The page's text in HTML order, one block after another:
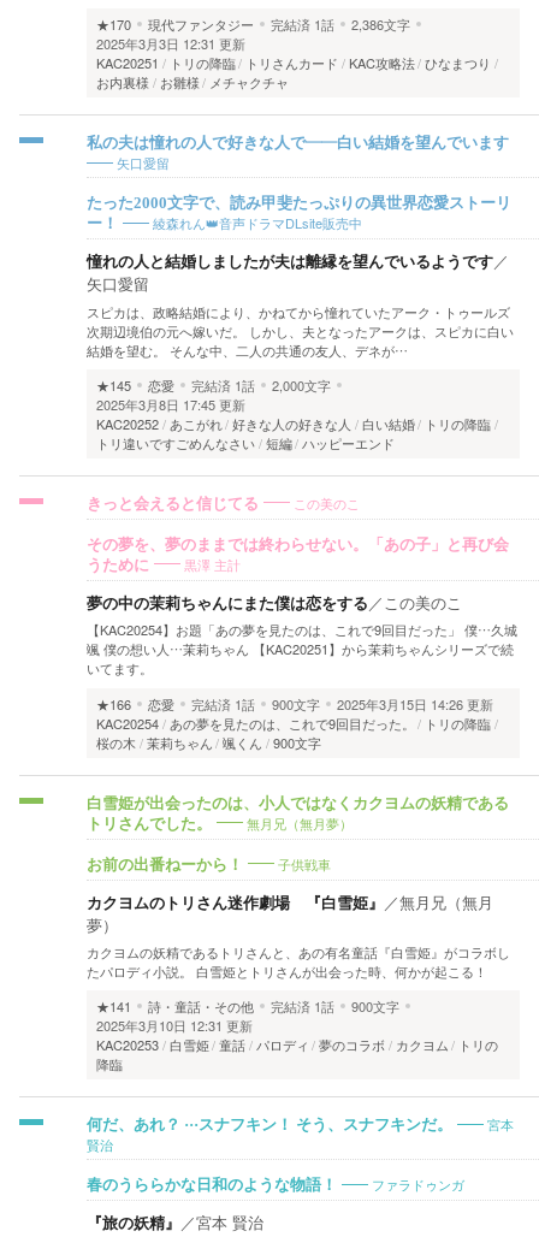
★170
現代ファンタジー 完結済 1話
2,386文字
2025年3月3日 12:31 更新
KAC20251
トリの降臨 トリさんカード KAC攻略法 ひなまつり
お内裏様
お雛様 メチャクチャ
私の夫は憧れの人で好きな人で――白い結婚を望んでいます
矢口愛留
たった2000文字で、読み甲斐たっぷりの異世界恋愛ストーリ
ー！
綾森れん👑音声ドラマDLsite販売中
憧れの人と結婚しましたが夫は離縁を望んでいるようです／
矢口愛留
スピカは、政略結婚により、かねてから憧れていたアーク・トゥールズ
次期辺境伯の元へ嫁いだ。 しかし、夫となったアークは、スピカに白い
結婚を望む。 そんな中、二人の共通の友人、デネが…
★145
恋愛 完結済 1話
2,000文字
2025年3月8日 17:45 更新
KAC20252
あこがれ 好きな人の好きな人 白い結婚
トリの降臨
トリ違いですごめんなさい 短編 ハッピーエンド
きっと会えると信じてる この美のこ
その夢を、夢のままでは終わらせない。「あの子」と再び会
うために
黒澤 主計
夢の中の茉莉ちゃんにまた僕は恋をする ／ この美のこ
【KAC20254】お題「あの夢を見たのは、これで9回目だった」 僕…久城
颯 僕の想い人…茉莉ちゃん 【KAC20251】から茉莉ちゃんシリーズで続
いてます。
★166
恋愛 完結済 1話 900文字
2025年3月15日 14:26 更新
KAC20254
あの夢を見たのは、これで9回目だった。
トリの降臨
桜の木
茉莉ちゃん 颯くん 900文字
白雪姫が出会ったのは、小人ではなくカクヨムの妖精である
トリさんでした。
無月兄（無月夢）
お前の出番ねーから！ 子供戦車
カクヨムのトリさん迷作劇場 『白雪姫』 ／無月兄（無月
夢）
カクヨムの妖精であるトリさんと、あの有名童話『白雪姫』がコラボし
たパロディ小説。 白雪姫とトリさんが出会った時、何かが起こる！
★141
詩・童話・その他 完結済 1話
900文字
2025年3月10日 12:31 更新
KAC20253 白雪姫 童話 パロディ 夢のコラボ カクヨム
トリの
降臨
何だ、あれ？ ···スナフキン！ そう、スナフキンだ。
宮本
賢治
春のうららかな日和のような物語！ ファラドゥンガ
『旅の妖精』 ／宮本 賢治